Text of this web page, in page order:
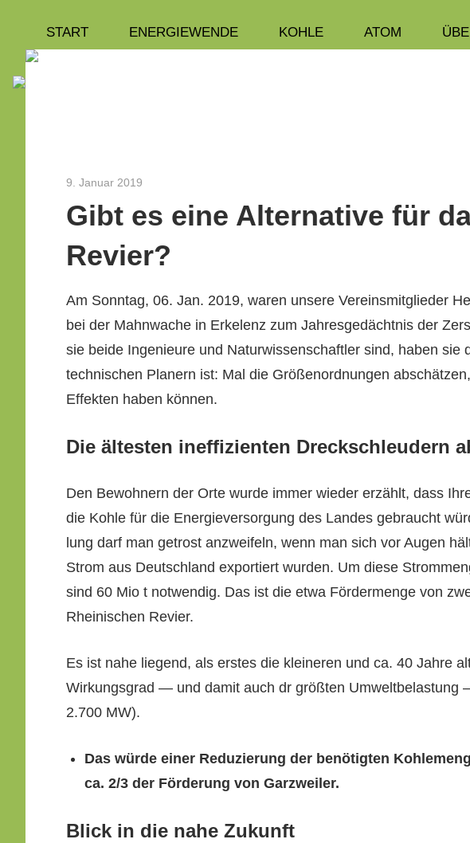
Inhalt
springenINITIATIVE
Rosen
Wir
2010
als
Bürgerinitiative
Energie-
und
Umweltthemen
START ENERGIEWENDE KOHLE ATOM
9. Januar 2019
Gibt es eine Alternative für
Revier?
Am Son­ntag, 06. Jan. 2019, waren unsere Vere­ins­mit­glieder
bei der Mah­nwache in Erke­lenz zum Jahres­gedächt­nis der
sie bei­de Inge­nieure und Natur­wis­senschaftler sind, haben sie
tech­nis­chen Plan­ern ist: Mal die Größenord­nun­gen
Effek­ten haben können.
Die ältesten ineffizienten Dreckschleudern
Den Bewohn­ern der Orte wurde immer wieder erzählt, dass
die Kohle für die Energiev­er­sorgung des Lan­des gebraucht
lung darf man get­rost anzweifeln, wenn man sich vor Augen
Strom aus Deutsch­land exportiert wur­den. Um diese
sind 60 Mio t notwendig. Das ist die etwa För­der­menge von
Rheinis­chen Revier.
Es ist nahe liegend, als erstes die kleineren und ca. 40 Jahre
Wirkungs­grad — und damit auch dr größten Umwelt­be­las­tung
2.700 MW).
Das würde ein­er Reduzierung der benötigten
ca. 2/3 der Förderung von Garzweiler.
Blick in die nahe Zukunft